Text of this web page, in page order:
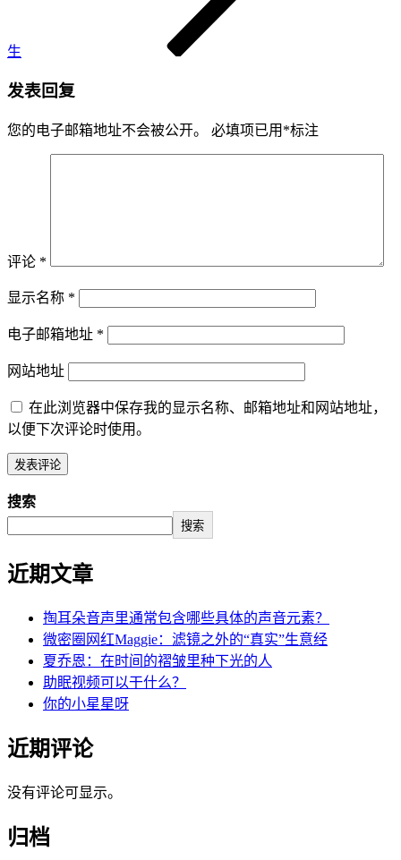
生
发表回复
您的电子邮箱地址不会被公开。 必填项已用 *标注
评论 *
显示名称 *
电子邮箱地址 *
网站地址
在此浏览器中保存我的显示名称、邮箱地址和网站地址，
以便下次评论时使用。
搜索
搜索
近期文章
掏耳朵音声里通常包含哪些具体的声音元素？
微密圈网红Maggie：滤镜之外的“真实”生意经
夏乔恩：在时间的褶皱里种下光的人
助眠视频可以干什么？
你的小星星呀
近期评论
没有评论可显示。
归档